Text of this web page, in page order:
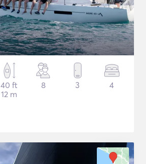
40 ft
12 m
8 3 4